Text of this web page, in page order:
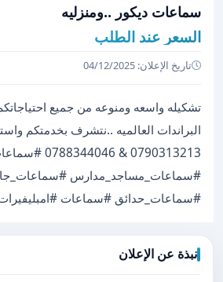
سماعات ديكور ..ومنزليه
السعر عند الطلب
تاريخ الإعلان: 04/12/2025
تشكيله واسعه ومنوعه من جميع
البراندات العالميه ..نتشرف بخدمتكم
0790313213 &
#سماعات_مساجد_مدارس
#سماعات_حدائق #سماعات #امبليفيرات
نبذة عن الإعلان